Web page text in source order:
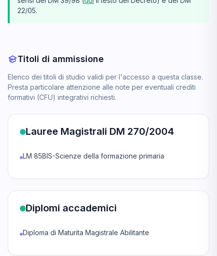
22/05.
Titoli di ammissione
Elenco dei titoli di studio validi per l'accesso a questa classe.
Presta particolare attenzione alle note per eventuali crediti
formativi (CFU) integrativi richiesti.
Lauree Magistrali DM 270/2004
LM 85BIS-Scienze della formazione primaria
Diplomi accademici
Diploma di Maturita Magistrale Abilitante